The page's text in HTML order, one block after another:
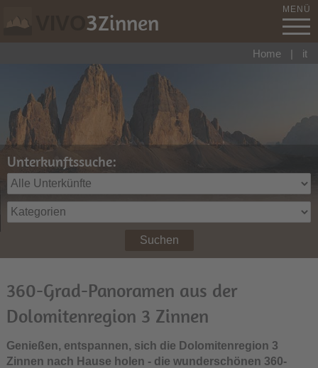
3Zinnen MENÜ
Unterkunftssuche:
Suchen
Home | it
360-Grad-Panoramen aus der
Dolomitenregion 3 Zinnen
Genießen, entspannen, sich die Dolomitenregion 3
Zinnen nach Hause holen - die wunderschönen 360-